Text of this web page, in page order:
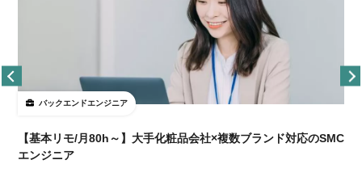
バックエンドエンジニア
【基本リモ/月80h～】大手化粧品会社×複数ブランド対応のSMC
エンジニア